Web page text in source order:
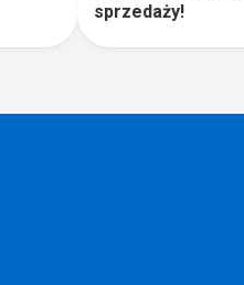
sprzedaży!